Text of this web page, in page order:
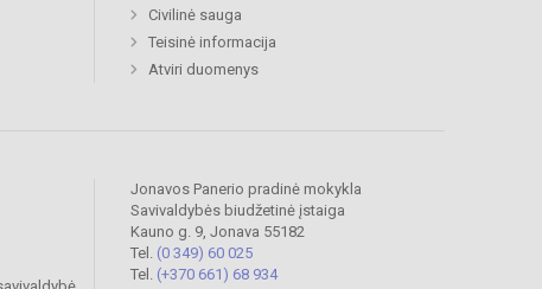
Civilinė sauga
Teisinė informacija
Atviri duomenys
Jonavos Panerio pradinė mokykla
Savivaldybės biudžetinė įstaiga
Kauno g. 9, Jonava 55182
Tel. (0 349) 60 025
Tel. (+370 661) 68 934